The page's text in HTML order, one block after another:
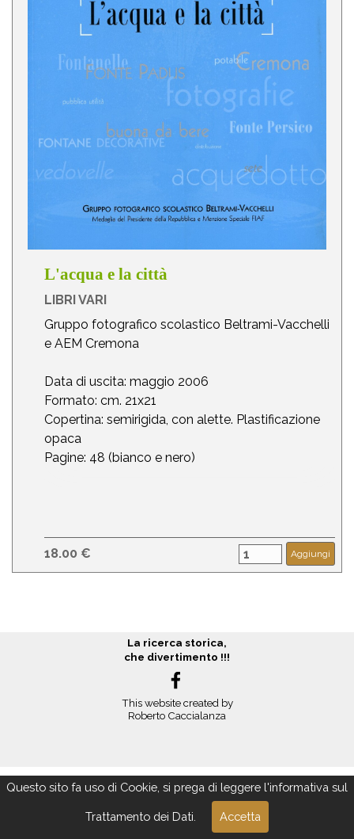
L'acqua e la città
LIBRI VARI
Gruppo fotografico scolastico Beltrami-Vacchelli
e AEM Cremona
Data di uscita: maggio 2006
Formato: cm. 21x21
Copertina: semirigida, con alette. Plastificazione
opaca
Pagine: 48 (bianco e nero)
18.00 € Aggiungi
This website created by
Roberto Caccialanza
La ricerca storica,
che divertimento !!!
Questo sito fa uso di Cookie, si prega di leggere l'informativa sul
Trattamento dei Dati. Accetta